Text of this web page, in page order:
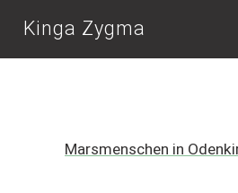
Kinga Zygma
Marsmenschen in